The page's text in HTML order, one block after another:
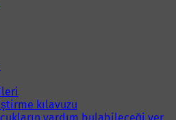
kılavuzu